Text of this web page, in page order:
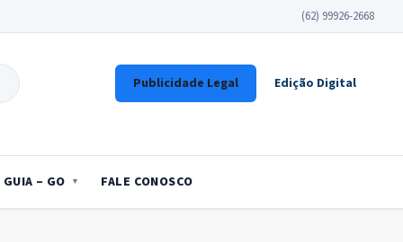
(62) 99926-2668
Publicidade Legal Edição Digital
GUIA – GO FALE CONOSCO